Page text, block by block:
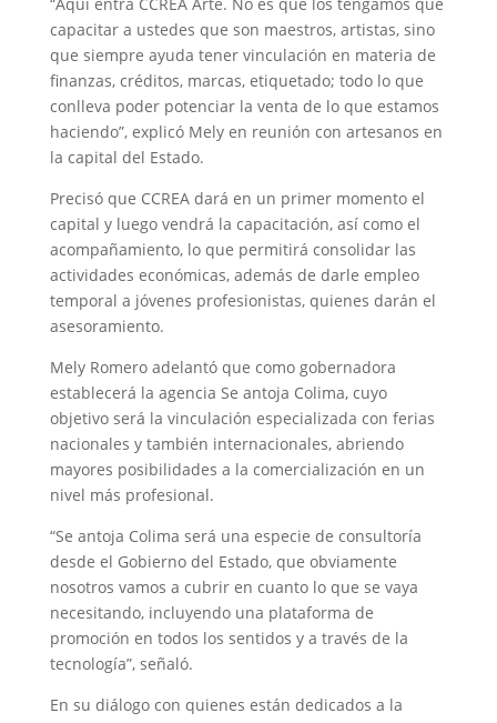
capacitar a ustedes que son maestros, artistas, sino
que siempre ayuda tener vinculación en materia de
finanzas, créditos, marcas, etiquetado; todo lo que
conlleva poder potenciar la venta de lo que estamos
haciendo”, explicó Mely en reunión con artesanos en
la capital del Estado.
Precisó que CCREA dará en un primer momento el
capital y luego vendrá la capacitación, así como el
acompañamiento, lo que permitirá consolidar las
actividades económicas, además de darle empleo
temporal a jóvenes profesionistas, quienes darán el
asesoramiento.
Mely Romero adelantó que como gobernadora
establecerá la agencia Se antoja Colima, cuyo
objetivo será la vinculación especializada con ferias
nacionales y también internacionales, abriendo
mayores posibilidades a la comercialización en un
nivel más profesional.
“Se antoja Colima será una especie de consultoría
desde el Gobierno del Estado, que obviamente
nosotros vamos a cubrir en cuanto lo que se vaya
necesitando, incluyendo una plataforma de
promoción en todos los sentidos y a través de la
tecnología”, señaló.
En su diálogo con quienes están dedicados a la